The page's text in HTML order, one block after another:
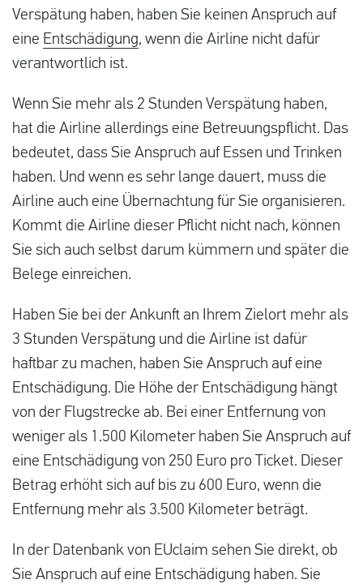
Verspätung haben, haben Sie keinen Anspruch auf
eine Entschädigung, wenn die Airline nicht dafür
verantwortlich ist.
Wenn Sie mehr als 2 Stunden Verspätung haben,
hat die Airline allerdings eine Betreuungspflicht. Das
bedeutet, dass Sie Anspruch auf Essen und Trinken
haben. Und wenn es sehr lange dauert, muss die
Airline auch eine Übernachtung für Sie organisieren.
Kommt die Airline dieser Pflicht nicht nach, können
Sie sich auch selbst darum kümmern und später die
Belege einreichen.
Haben Sie bei der Ankunft an Ihrem Zielort mehr als
3 Stunden Verspätung und die Airline ist dafür
haftbar zu machen, haben Sie Anspruch auf eine
Entschädigung. Die Höhe der Entschädigung hängt
von der Flugstrecke ab. Bei einer Entfernung von
weniger als 1.500 Kilometer haben Sie Anspruch auf
eine Entschädigung von 250 Euro pro Ticket. Dieser
Betrag erhöht sich auf bis zu 600 Euro, wenn die
Entfernung mehr als 3.500 Kilometer beträgt.
In der Datenbank von EUclaim sehen Sie direkt, ob
Sie Anspruch auf eine Entschädigung haben. Sie